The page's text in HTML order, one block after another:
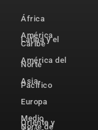
África
América
Latina y el
Caribe
América del
Norte
Asia-
Pacífico
Europa
Medio
Oriente y
Norte de